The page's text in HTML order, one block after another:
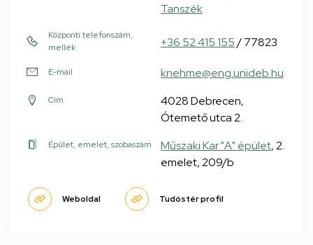
Tanszék
Központi telefonszám,
mellék
+36 52 415 155/ 77823
E-mail knehme@eng.unideb.hu
Cím
4028 Debrecen,
Ótemető utca 2.
Épület, emelet, szobaszám Műszaki Kar "A" épület, 2.
emelet, 209/b
Weboldal Tudóstér profil